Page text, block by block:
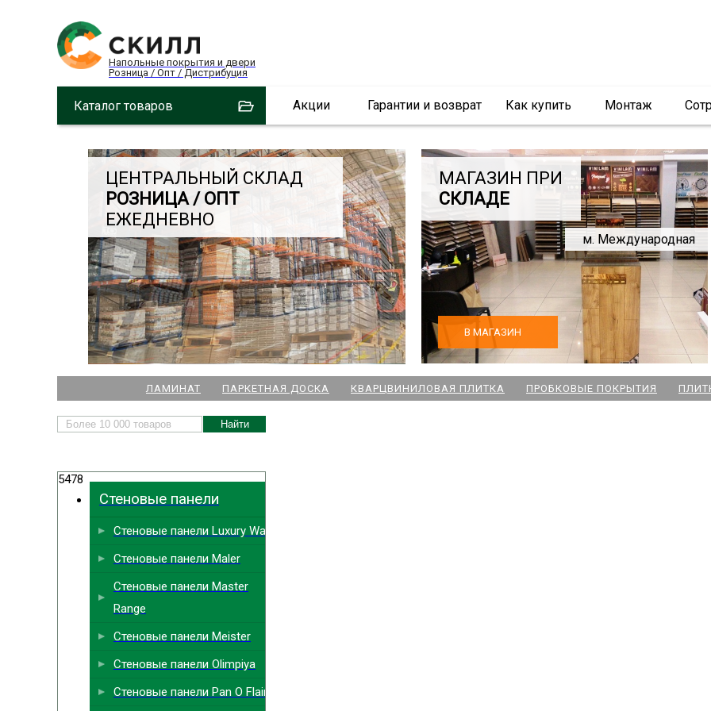
Напольные покрытия и двери
Розница / Опт / Дистрибуция
Каталог товаров Акции Гарантии и возврат Как купить Монтаж
ЦЕНТРАЛЬНЫЙ СКЛАД
РОЗНИЦА / ОПТ
ЕЖЕДНЕВНО
МАГАЗИН ПРИ
СКЛАДЕ
м. Международная
В МАГАЗИН
НАШИ МАГАЗИНЫ
ЛАМИНАТ ПАРКЕТНАЯ ДОСКА КВАРЦВИНИЛОВАЯ ПЛИТКА ПРОБКОВЫЕ ПОКРЫТИЯ
5478
Стеновые панели
Стеновые панели Luxury Wall
Стеновые панели Maler
Стеновые панели Master
Range
Стеновые панели Meister
Стеновые панели Olimpiya
Стеновые панели Pan O Flair